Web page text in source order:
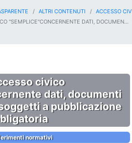
ALTRI CONTENUTI
ACCESSO
"SEMPLICE"CONCERNENTE DATI, DOCUMEN...
civico
dati, documenti
a pubblicazione
normativi